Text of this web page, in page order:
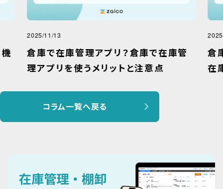
2025/11/13
倉庫で在庫管理アプリ？倉庫で在庫管
理アプリを使うメリットと注意点
倉
在
コラム一覧へ戻る